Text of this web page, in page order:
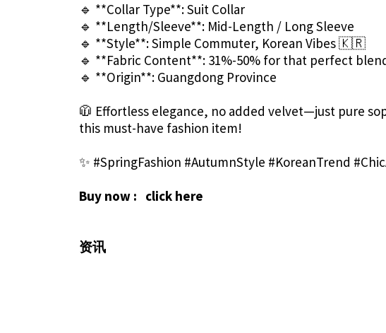
🔹 **Collar Type**: Suit Collar
🔹 **Length/Sleeve**: Mid-Length / Long Sleeve
🔹 **Style**: Simple Commuter, Korean Vibes 🇰🇷
🔹 **Fabric Content**: 31%-50% for that perfect
🔹 **Origin**: Guangdong Province
🧥 Effortless elegance, no added velvet—just pure
this must-have fashion item!
✨ #SpringFashion #AutumnStyle #KoreanTrend
Buy now : click here
资讯